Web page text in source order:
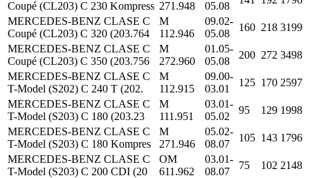
Coupé (CL203) C 230 Kompress 271.948
05.08
MERCEDES-BENZ CLASE C
Coupé (CL203) C 320 (203.764
M
112.946
09.02-
05.08
160 218 3199
MERCEDES-BENZ CLASE C
Coupé (CL203) C 350 (203.756
M
272.960
01.05-
05.08
200 272 3498
MERCEDES-BENZ CLASE C
T-Model (S202) C 240 T (202.
M
112.915
09.00-
03.01
125 170 2597
MERCEDES-BENZ CLASE C
T-Model (S203) C 180 (203.23
M
111.951
03.01-
05.02
95 129 1998
MERCEDES-BENZ CLASE C
T-Model (S203) C 180 Kompres
M
271.946
05.02-
08.07
105 143 1796
MERCEDES-BENZ CLASE C
T-Model (S203) C 200 CDI (20
OM
611.962
03.01-
08.07
75 102 2148